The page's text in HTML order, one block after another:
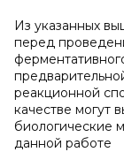
Из указанных
перед
реакционной
качестве могут
биологические
данной работе